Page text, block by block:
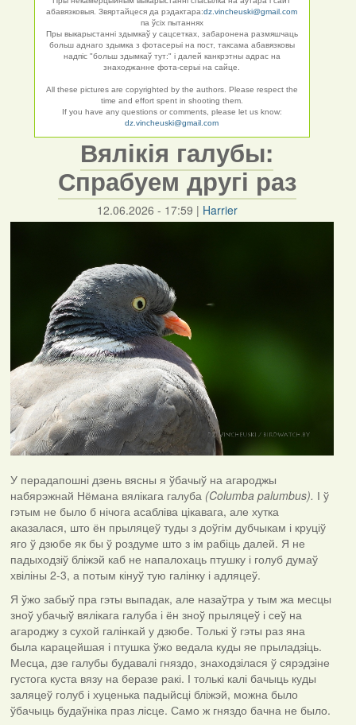
абавязковыя. Звяртайцеся да рэдактара:dz.vincheuski@gmail.com
па ўсіх пытаннях
Пры выкарыстанні здымкаў у сацсетках, забаронена размяшчаць
больш аднаго здымка з фотасерыі на пост, таксама абавязковы
надпіс "больш здымкаў тут:" і далей канкрэтны адрас на
знаходжанне фота-серыі на сайце.
All these pictures are copyrighted by the authors. Please respect the
time and effort spent in shooting them.
If you have any questions or comments, please let us know:
dz.vincheuski@gmail.com
Вялікія галубы:
Спрабуем другі раз
12.06.2026 - 17:59 | Harrier
У перадапошні дзень вясны я ўбачыў на агароджы
набярэжнай Нёмана вялікага галуба (Columba palumbus). І ў
гэтым не было б нічога асабліва цікавага, але хутка
аказалася, што ён прыляцеў туды з доўгім дубчыкам і круціў
яго ў дзюбе як бы ў роздуме што з ім рабіць далей. Я не
падыходзіў бліжэй каб не напалохаць птушку і голуб думаў
хвіліны 2-3, а потым кінуў тую галінку і адляцеў.
Я ўжо забыў пра гэты выпадак, але назаўтра у тым жа месцы
зноў убачыў вялікага галуба і ён зноў прыляцеў і сеў на
агароджу з сухой галінкай у дзюбе. Толькі ў гэты раз яна
была карацейшая і птушка ўжо ведала куды яе прыладзіць.
Месца, дзе галубы будавалі гняздо, знаходзілася ў сярэдзіне
густога куста вязу на беразе ракі. І толькі калі бачыць куды
заляцеў голуб і хуценька падыйсці бліжэй, можна было
ўбачыць будаўніка праз лісце. Само ж гняздо бачна не было.